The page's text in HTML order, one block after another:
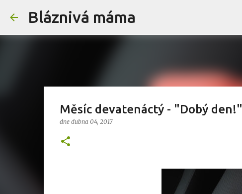
Bláznivá máma
Měsíc devatenáctý - "Dobý den!"
dne dubna 04, 2017